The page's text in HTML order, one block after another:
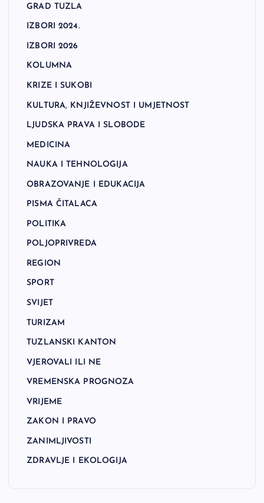
GRAD TUZLA
IZBORI 2024.
IZBORI 2026
KOLUMNA
KRIZE I SUKOBI
KULTURA, KNJIŽEVNOST I UMJETNOST
LJUDSKA PRAVA I SLOBODE
MEDICINA
NAUKA I TEHNOLOGIJA
OBRAZOVANJE I EDUKACIJA
PISMA ČITALACA
POLITIKA
POLJOPRIVREDA
REGION
SPORT
SVIJET
TURIZAM
TUZLANSKI KANTON
VJEROVALI ILI NE
VREMENSKA PROGNOZA
VRIJEME
ZAKON I PRAVO
ZANIMLJIVOSTI
ZDRAVLJE I EKOLOGIJA